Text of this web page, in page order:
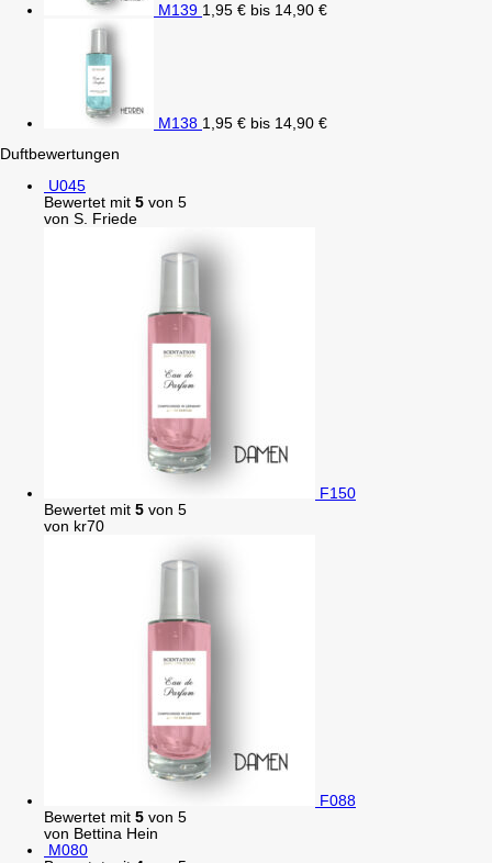
M139 1,95 € bis 14,90 €
M138 1,95 € bis 14,90 €
Duftbewertungen
U045
Bewertet mit 5 von 5
von S. Friede
F150
Bewertet mit 5 von 5
von kr70
F088
Bewertet mit 5 von 5
von Bettina Hein
M080